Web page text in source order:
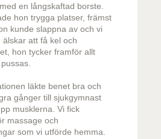
en långskaftad borste.
hon trygga platser, främst
kunde slappna av och vi
älskar att få kel och
hon tycker framför allt
läkte benet bra och
gånger till sjukgymnast
musklerna. Vi fick
massage och
som vi utförde hemma.